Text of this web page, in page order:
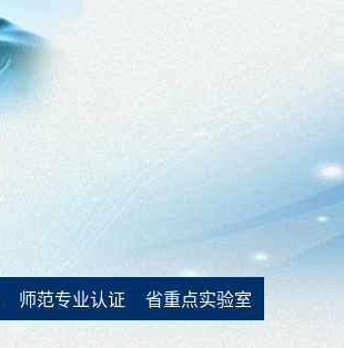
师范专业认证 省重点实验室